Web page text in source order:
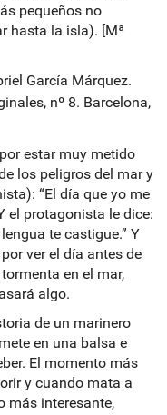
pequeños no
hasta la isla). [Mª
García Márquez.
nº 8. Barcelona,
estar muy metido
los peligros del mar y
“El día que yo me
el protagonista le dice:
te castigue.” Y
ver el día antes de
en el mar,
algo.
de un marinero
en una balsa e
El momento más
y cuando mata a
más interesante,